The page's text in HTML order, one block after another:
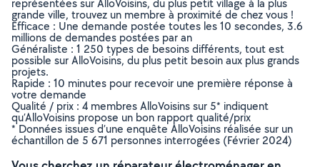
représentées sur AlloVoisins, du plus petit village à la plus
grande ville, trouvez un membre à proximité de chez vous !
Efficace : Une demande postée toutes les 10 secondes, 3.6
millions de demandes postées par an
Généraliste : 1 250 types de besoins différents, tout est
possible sur AlloVoisins, du plus petit besoin aux plus grands
projets.
Rapide : 10 minutes pour recevoir une première réponse à
votre demande
Qualité / prix : 4 membres AlloVoisins sur 5* indiquent
qu’AlloVoisins propose un bon rapport qualité/prix
* Données issues d’une enquête AlloVoisins réalisée sur un
échantillon de 5 671 personnes interrogées (Février 2024)